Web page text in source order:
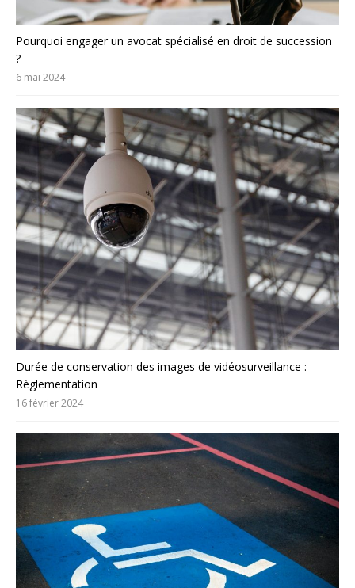
Pourquoi engager un avocat spécialisé en droit de succession
?
6 mai 2024
Durée de conservation des images de vidéosurveillance :
Règlementation
16 février 2024